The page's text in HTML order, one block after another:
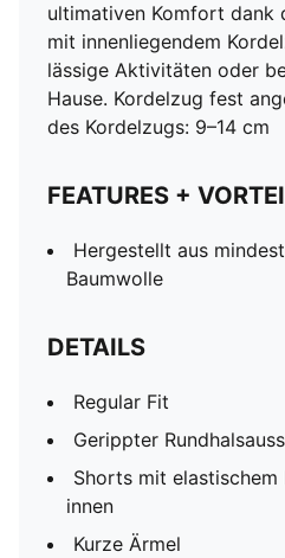
ultimativen Komfort dank
mit innenliegendem
lässige Aktivitäten oder
Hause. Kordelzug fest
des Kordelzugs: 9–14 cm
FEATURES +
Hergestellt aus
Baumwolle
DETAILS
Regular Fit
Gerippter
Shorts mit elastischem
innen
Kurze Ärmel